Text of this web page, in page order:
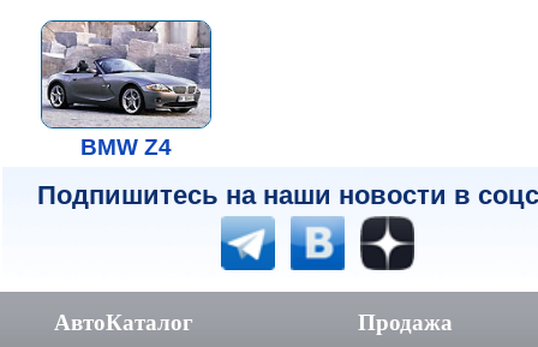
BMW Z4
Подпишитесь на наши новости в
АвтоКаталог Продажа